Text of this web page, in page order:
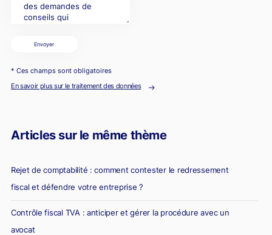
Envoyer
* Ces champs sont obligatoires
En savoir plus sur le traitement des données
Articles sur le même thème
Rejet de comptabilité : comment contester le redressement
fiscal et défendre votre entreprise ?
Contrôle fiscal TVA : anticiper et gérer la procédure avec un
avocat